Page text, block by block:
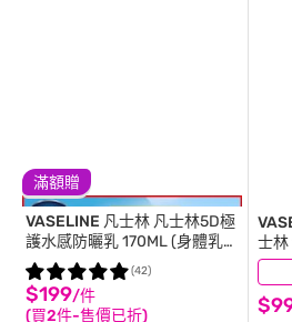
滿額贈
VASELINE 凡士林 凡士林5D極
護水感防曬乳 170ML (身體乳
液)
$199/件
(買2件-售價已折)
(42)
士林
嫩